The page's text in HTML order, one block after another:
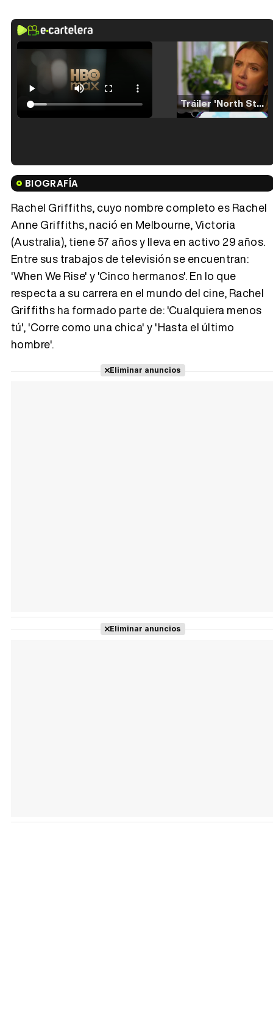
Tráiler 'North Star' (2023)
Tráiler en español de 'La isla olvidada'
Tráiler 'Vida perra' (2026)
Tráiler Oficial en VOSE 'The Audacity'
BIOGRAFÍA
Rachel Griffiths, cuyo nombre completo es Rachel
Anne Griffiths, nació en Melbourne, Victoria
(Australia), tiene 57 años y lleva en activo 29 años.
Entre sus trabajos de televisión se encuentran:
'When We Rise' y 'Cinco hermanos'. En lo que
respecta a su carrera en el mundo del cine, Rachel
Griffiths ha formado parte de: 'Cualquiera menos
tú', 'Corre como una chica' y 'Hasta el último
hombre'.
Eliminar anuncios
Eliminar anuncios